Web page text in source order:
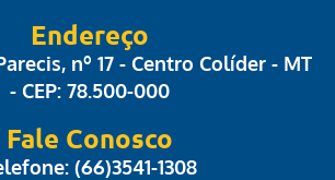
Endereço
nº 17 - Centro Colíder - MT
- CEP: 78.500-000
Fale Conosco
(66)3541-1308